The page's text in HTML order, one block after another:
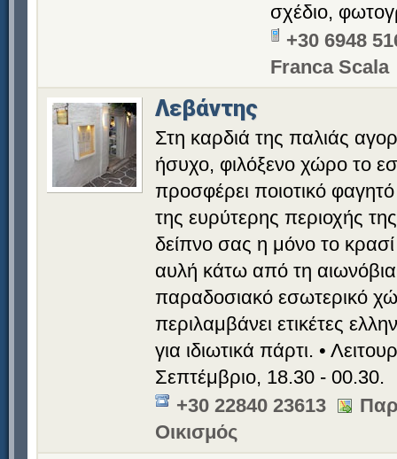
σχέδιο,
+30 6948
Franca Scala
Λεβάντης
Στη καρδιά της παλιάς
ήσυχο, φιλόξενο χώρο το
προσφέρει ποιοτικό
της ευρύτερης περιοχής
δείπνο σας η μόνο το
αυλή κάτω από τη
παραδοσιακό εσωτερικό
περιλαμβάνει ετικέτες
για ιδιωτικά πάρτι. •
Σεπτέμβριο, 18.30 - 00.30.
+30 22840 23613
Οικισμός